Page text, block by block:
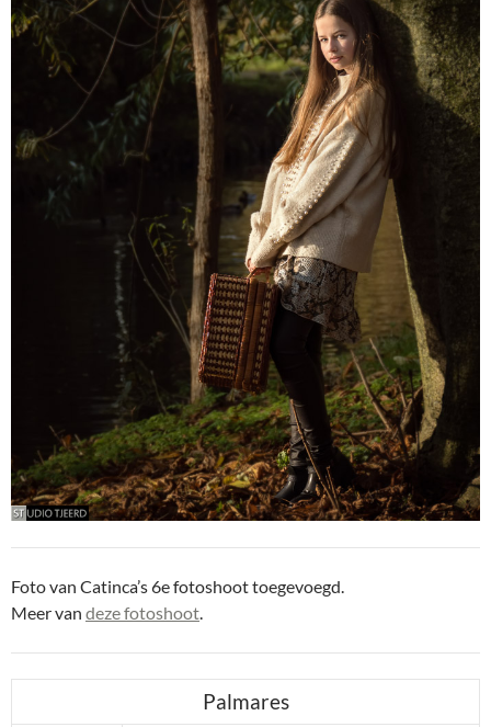
Foto van Catinca’s 6e fotoshoot toegevoegd.
Meer van deze fotoshoot.
Palmares